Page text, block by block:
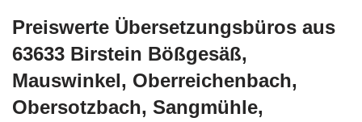
Preiswerte Übersetzungsbüros aus
63633 Birstein Bößgesäß,
Mauswinkel, Oberreichenbach,
Obersotzbach, Sangmühle,